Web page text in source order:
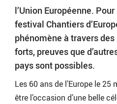
l’Union Européenne.
festival Chantiers
phénomène à travers
forts, preuves que
pays sont possibles.
Les 60 ans de l’Europe le
être l’occasion d’une belle